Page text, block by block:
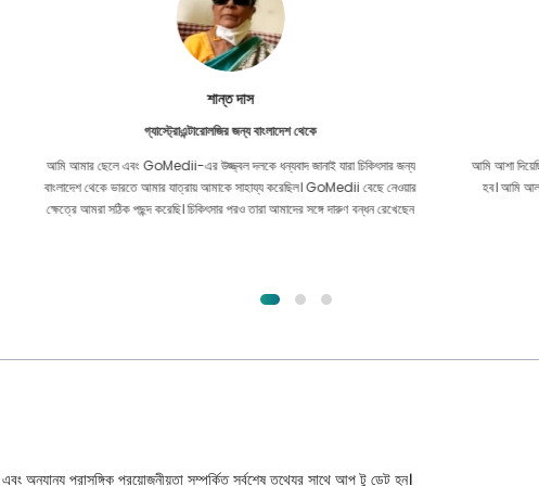
জন্য
নেওয়ার
কিডনি প্রতিস্থাপনের জন্য বাংলাদেশ থেকে
আমি আশা দিয়েছিলাম যে আমি আমার কিডনি সমস্যার জন্য যে কোনও ধরণের চিকিত্সা পেতে সক্ষম
হব। আমি আল্লাহর রহমতে GoMedii-এর সাথে পরিচিত হওয়ার পরে এবং তাদের সাথে
যোগাযোগ করার পরেই।
অন্যান্য প্রাসঙ্গিক প্রয়োজনীয়তা সম্পর্কিত সর্বশেষ তথ্যের সাথে আপ টু ডেট হন।